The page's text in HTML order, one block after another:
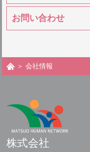
お問い合わせ
＞ 会社情報
株式会社